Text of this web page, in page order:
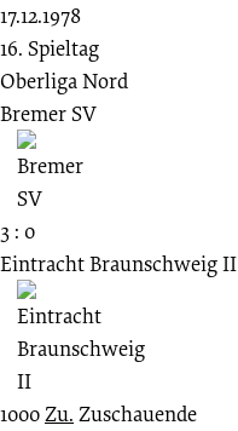
17.12.1978
16. Spieltag
Oberliga Nord
Bremer SV
3 : 0
Eintracht Braunschweig II
1000Zu. Zuschauende